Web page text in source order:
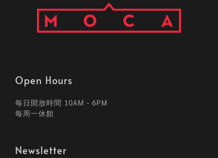
Open Hours
每日開放時間 10AM - 6PM
每周一休館
Newsletter